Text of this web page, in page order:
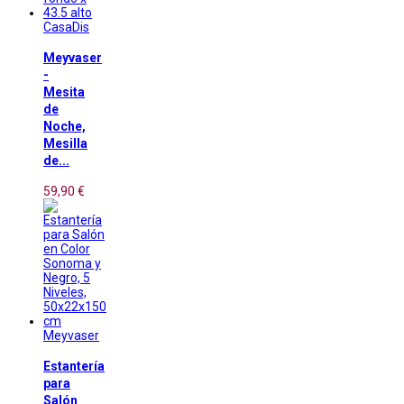
CasaDis
Meyvaser
-
Mesita
de
Noche,
Mesilla
de...
59,90 €
Meyvaser
Estantería
para
Salón